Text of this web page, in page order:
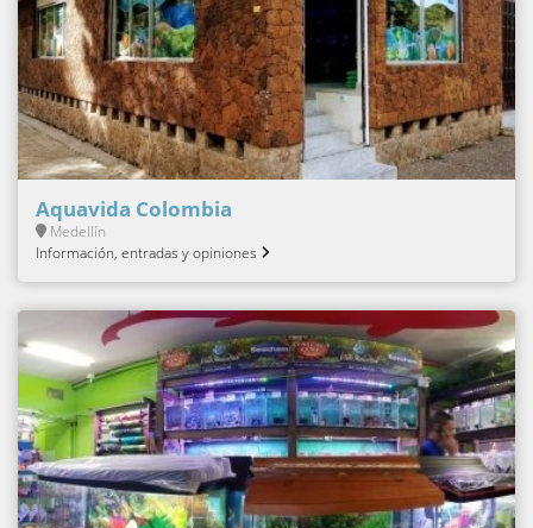
Aquavida Colombia
Medellín
Información, entradas y opiniones